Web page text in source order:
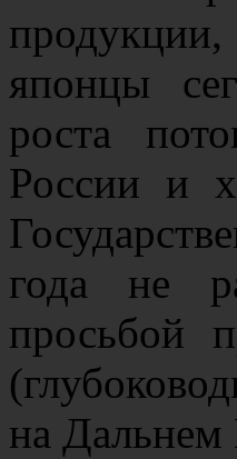
японцы
роста
России и
года не
просьбой
на Дальнем